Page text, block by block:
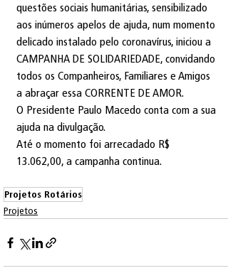
questões sociais humanitárias, sensibilizado
aos inúmeros apelos de ajuda, num momento
delicado instalado pelo coronavírus, iniciou a
CAMPANHA DE SOLIDARIEDADE, convidando
todos os Companheiros, Familiares e Amigos
a abraçar essa CORRENTE DE AMOR.
O Presidente Paulo Macedo conta com a sua
ajuda na divulgação.
Até o momento foi arrecadado R$
13.062,00, a campanha continua.
Projetos Rotários
Projetos